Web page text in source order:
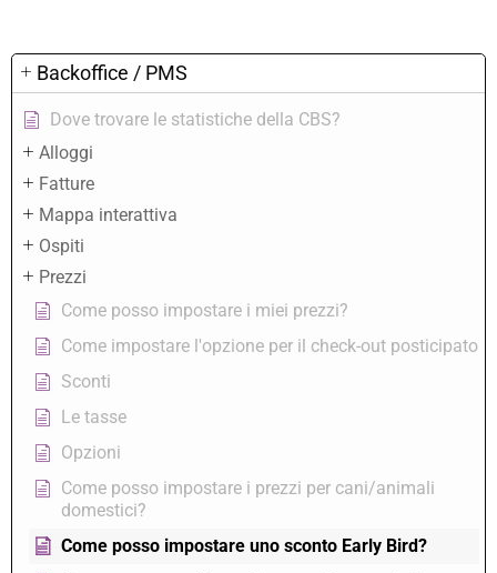
Backoffice / PMS
Dove trovare le statistiche della CBS?
Alloggi
Fatture
Mappa interattiva
Ospiti
Prezzi
Come posso impostare i miei prezzi?
Come impostare l'opzione per il check-out posticipato
Sconti
Le tasse
Opzioni
Come posso impostare i prezzi per cani/animali
domestici?
Come posso impostare uno sconto Early Bird?